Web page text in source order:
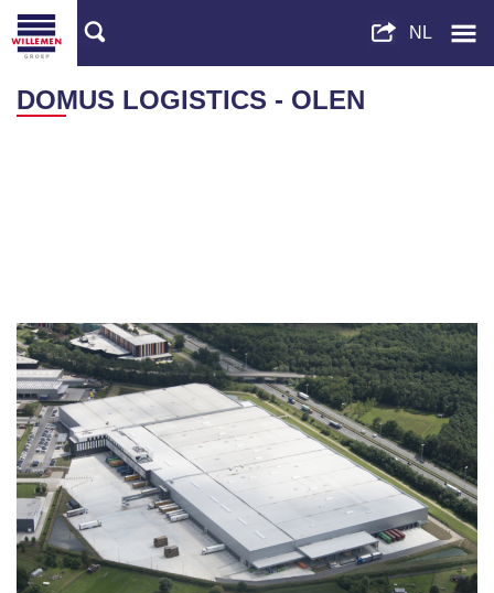
DOMUS LOGISTICS - OLEN